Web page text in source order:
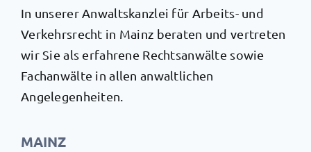
In unserer Anwaltskanzlei für Arbeits- und
Verkehrsrecht in Mainz beraten und vertreten
wir Sie als erfahrene Rechtsanwälte sowie
Fachanwälte in allen anwaltlichen
Angelegenheiten.
MAINZ